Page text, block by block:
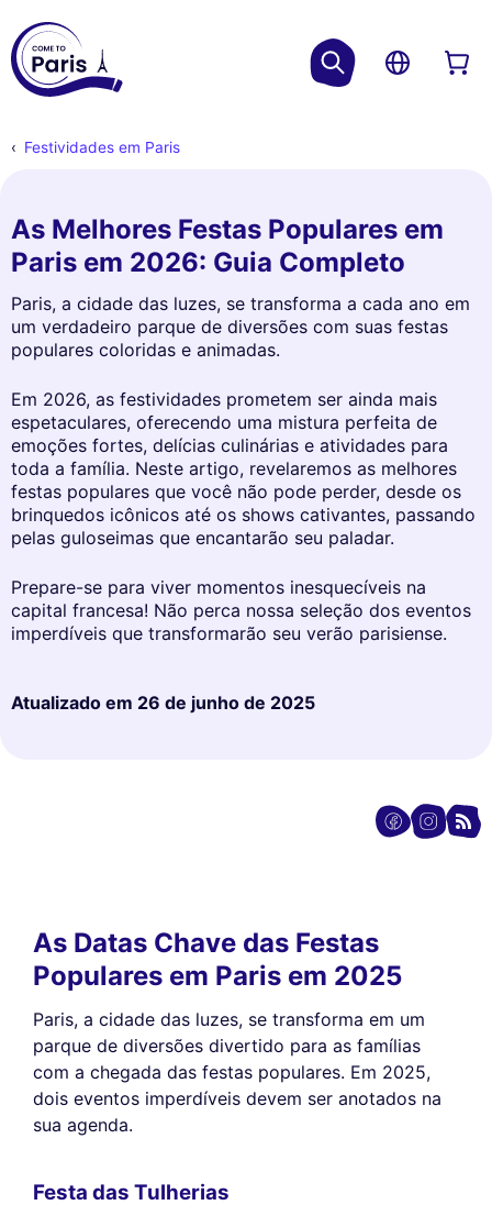
Festividades em Paris
As Melhores Festas Populares em
Paris em 2026: Guia Completo
Paris, a cidade das luzes, se transforma a cada ano em
um verdadeiro parque de diversões com suas festas
populares coloridas e animadas.
Em 2026, as festividades prometem ser ainda mais
espetaculares, oferecendo uma mistura perfeita de
emoções fortes, delícias culinárias e atividades para
toda a família. Neste artigo, revelaremos as melhores
festas populares que você não pode perder, desde os
brinquedos icônicos até os shows cativantes, passando
pelas guloseimas que encantarão seu paladar.
Prepare-se para viver momentos inesquecíveis na
capital francesa! Não perca nossa seleção dos eventos
imperdíveis que transformarão seu verão parisiense.
Atualizado em 26 de junho de 2025
As Datas Chave das Festas
Populares em Paris em 2025
Paris, a cidade das luzes, se transforma em um
parque de diversões divertido para as famílias
com a chegada das festas populares. Em 2025,
dois eventos imperdíveis devem ser anotados na
sua agenda.
Festa das Tulherias